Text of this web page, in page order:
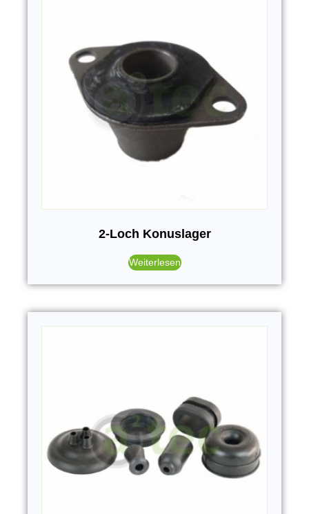
2-Loch Konuslager
Weiterlesen